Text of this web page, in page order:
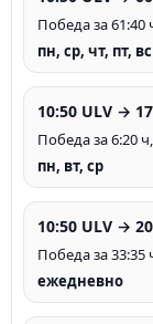
Победа за 61:40
пн, ср, чт, пт, вс
10:50 ULV →
Победа за 6:20
пн, вт, ср
10:50 ULV →
Победа за 33:35
ежедневно